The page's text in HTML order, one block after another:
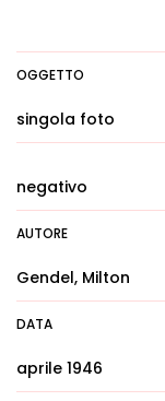
OGGETTO
singola foto
negativo
AUTORE
Gendel, Milton
DATA
aprile 1946